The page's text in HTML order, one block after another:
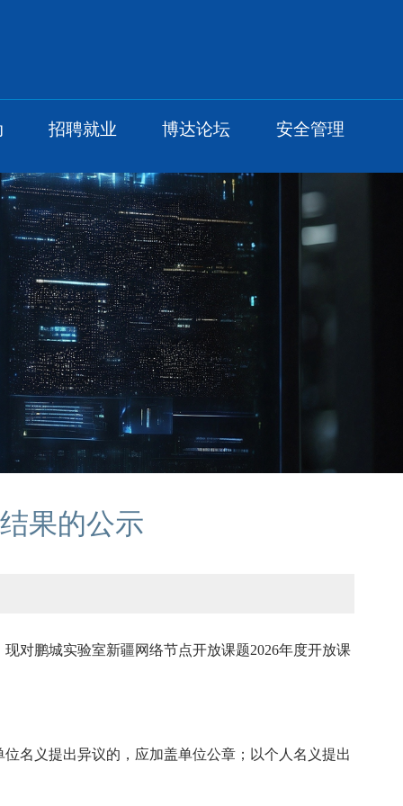
招聘就业 博达论坛 安全管理
果的公示
对鹏城实验室新疆网络节点开放课题2026年度开放课
名义提出异议的，应加盖单位公章；以个人名义提出